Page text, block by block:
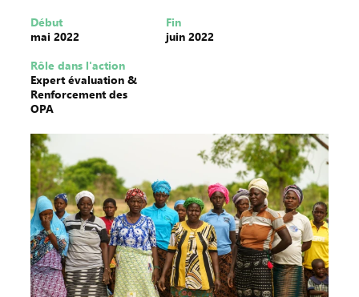
Début
mai 2022
Fin
juin 2022
Rôle dans l'action
Expert évaluation &
Renforcement des
OPA